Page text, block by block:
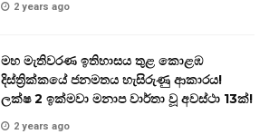
2 years ago
මහ මැතිවරණ ඉතිහාසය තුළ කොළඹ
දිස්ත්‍රික්කයේ ජනමතය හැසිරුණු ආකාරය!
ලක්ෂ 2 ඉක්මවා මනාප වාර්තා වූ අවස්ථා 13ක්!
2 years ago